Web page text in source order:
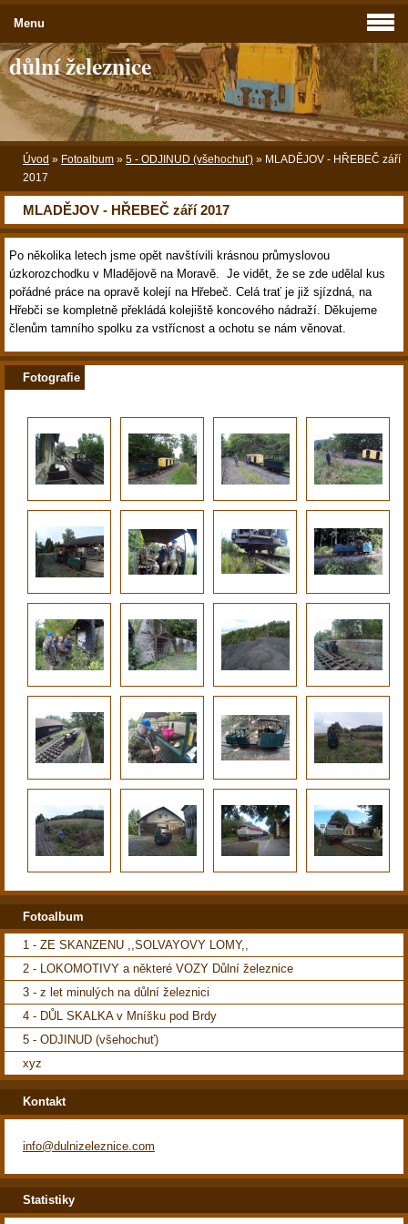
důlní železnice
Úvod » Fotoalbum » 5 - ODJINUD (všehochuť) » MLADĚJOV - HŘEBEČ září
2017
MLADĚJOV - HŘEBEČ září 2017
Po několika letech jsme opět navštívili krásnou průmyslovou
úzkorozchodku v Mladějově na Moravě. Je vidět, že se zde udělal kus
pořádné práce na opravě kolejí na Hřebeč. Celá trať je již sjízdná, na
Hřebči se kompletně překládá kolejiště koncového nádraží. Děkujeme
členům tamního spolku za vstřícnost a ochotu se nám věnovat.
Fotografie
Menu
Fotoalbum
1 - ZE SKANZENU ,,SOLVAYOVY LOMY,,
2 - LOKOMOTIVY a některé VOZY Důlní železnice
3 - z let minulých na důlní železnici
4 - DŮL SKALKA v Mníšku pod Brdy
5 - ODJINUD (všehochuť)
xyz
Kontakt
info@dulnizeleznice.com
Statistiky